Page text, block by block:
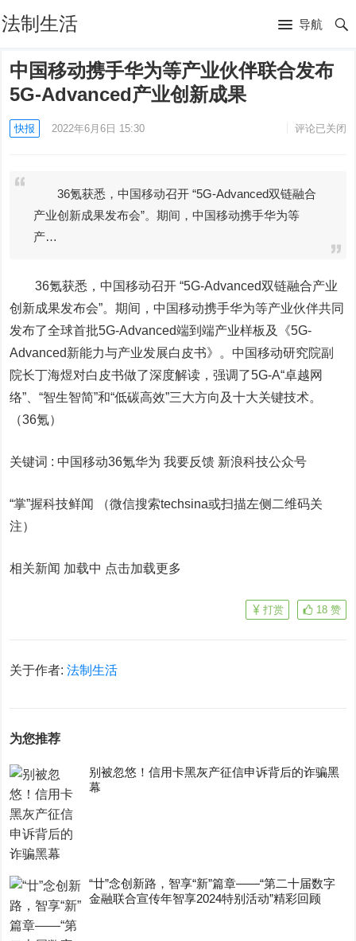
法制生活 导航
中国移动携手华为等产业伙伴联合发布
5G-Advanced产业创新成果
快报 2022年6月6日 15:30 评论已关闭
36氪获悉，中国移动召开 “5G-Advanced双链融合
产业创新成果发布会”。期间，中国移动携手华为等
产…
36氪获悉，中国移动召开 “5G-Advanced双链融合产业
创新成果发布会”。期间，中国移动携手华为等产业伙伴共同
发布了全球首批5G-Advanced端到端产业样板及《5G-
Advanced新能力与产业发展白皮书》。中国移动研究院副
院长丁海煜对白皮书做了深度解读，强调了5G-A“卓越网
络”、“智生智简”和“低碳高效”三大方向及十大关键技术。
（36氪）
关键词 : 中国移动36氪华为 我要反馈 新浪科技公众号
“掌”握科技鲜闻 （微信搜索techsina或扫描左侧二维码关
注）
相关新闻 加载中 点击加载更多
18 赞
打赏
关于作者:法制生活
为您推荐
别被忽悠！信用卡黑灰产征信申诉背后的诈骗黑
幕
“廿”念创新路，智享“新”篇章——“第二十届数字
金融联合宣传年智享2024特别活动”精彩回顾